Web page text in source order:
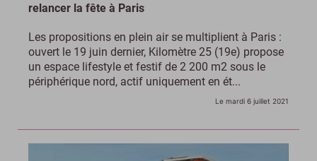
relancer la fête à Paris
Les propositions en plein air se multiplient à Paris :
ouvert le 19 juin dernier, Kilomètre 25 (19e) propose
un espace lifestyle et festif de 2 200 m2 sous le
périphérique nord, actif uniquement en ét...
Le mardi 6 juillet 2021